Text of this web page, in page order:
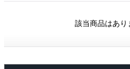
該当商品はあり